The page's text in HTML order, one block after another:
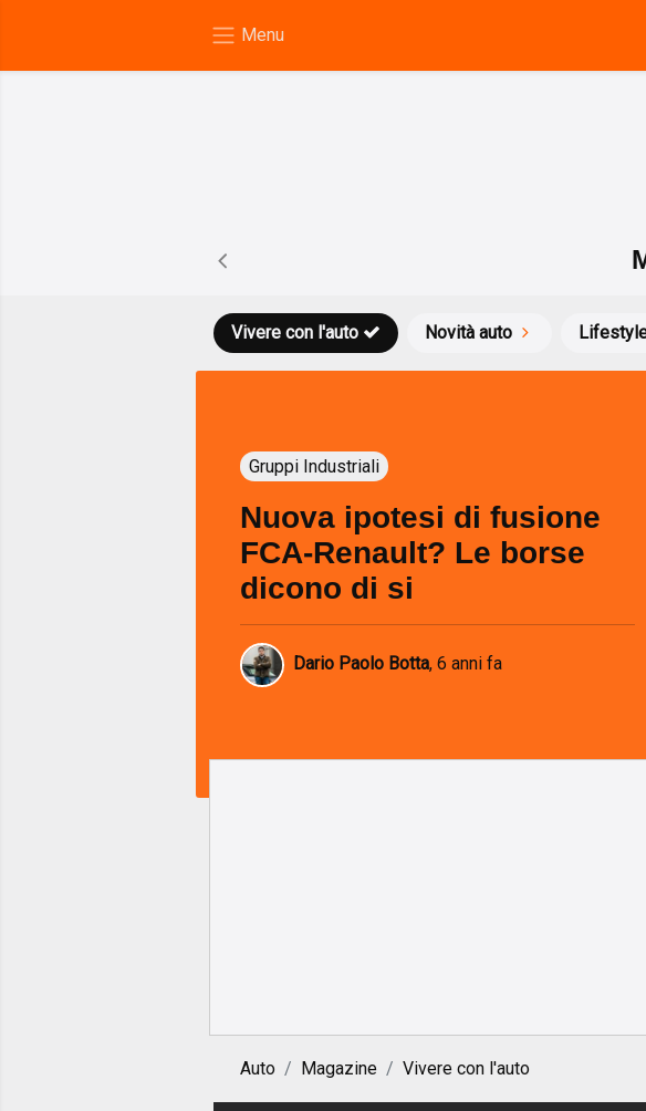
Novità auto
Vivere con l'auto
Gruppi Industriali
Nuova ipotesi di fusione
FCA-Renault? Le borse
dicono di si
Dario Paolo Botta, 6 anni fa
Auto Magazine Vivere con l'auto